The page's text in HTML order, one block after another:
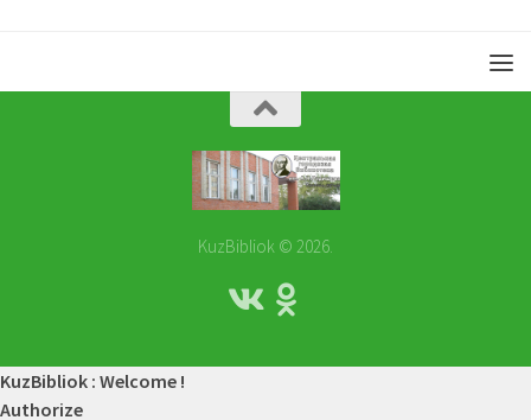
KuzBibliok © 2026.
KuzBibliok : Welcome !
Authorize